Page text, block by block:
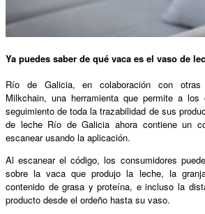
Ya puedes saber de qué vaca es el vaso de
Río de Galicia, en colaboración con otras
Milkchain, una herramienta que permite a los
seguimiento de toda la trazabilidad de sus
de leche Río de Galicia ahora contiene un
escanear usando la aplicación.
Al escanear el código, los consumidores
sobre la vaca que produjo la leche, la
contenido de grasa y proteína, e incluso la
producto desde el ordeño hasta su vaso.